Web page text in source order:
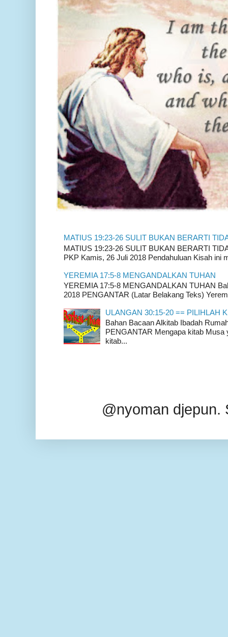
MATIUS 19:23-26 SULIT BUKAN BERARTI
MATIUS 19:23-26 SULIT BUKAN BERARTI
PKP Kamis, 26 Juli 2018 Pendahuluan Kisah ini
YEREMIA 17:5-8 MENGANDALKAN TUHAN
YEREMIA 17:5-8 MENGANDALKAN TUHAN
2018 PENGANTAR (Latar Belakang Teks)
ULANGAN 30:15-20 == PILIHLAH
Bahan Bacaan Alkitab Ibadah
PENGANTAR Mengapa kitab Musa
kitab...
@nyoman